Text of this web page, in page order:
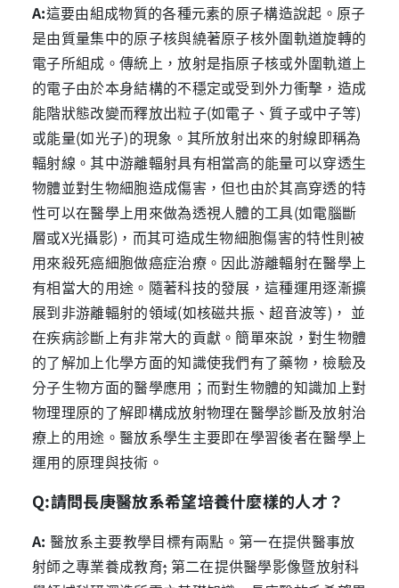
A:這要由組成物質的各種元素的原子構造說起。原子
是由質量集中的原子核與繞著原子核外圍軌道旋轉的
電子所組成。傳統上，放射是指原子核或外圍軌道上
的電子由於本身結構的不穩定或受到外力衝擊，造成
能階狀態改變而釋放出粒子(如電子、質子或中子等)
或能量(如光子)的現象。其所放射出來的射線即稱為
輻射線。其中游離輻射具有相當高的能量可以穿透生
物體並對生物細胞造成傷害，但也由於其高穿透的特
性可以在醫學上用來做為透視人體的工具(如電腦斷
層或X光攝影)，而其可造成生物細胞傷害的特性則被
用來殺死癌細胞做癌症治療。因此游離輻射在醫學上
有相當大的用途。隨著科技的發展，這種運用逐漸擴
展到非游離輻射的領域(如核磁共振、超音波等)， 並
在疾病診斷上有非常大的貢獻。簡單來說，對生物體
的了解加上化學方面的知識使我們有了藥物，檢驗及
分子生物方面的醫學應用；而對生物體的知識加上對
物理理原的了解即構成放射物理在醫學診斷及放射治
療上的用途。醫放系學生主要即在學習後者在醫學上
運用的原理與技術。
Q:請問長庚醫放系希望培養什麼樣的人才？
A: 醫放系主要教學目標有兩點。第一在提供醫事放
射師之專業養成教育; 第二在提供醫學影像暨放射科